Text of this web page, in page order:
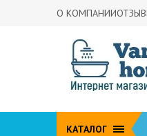
О КОМПАНИИ
КАТАЛОГ